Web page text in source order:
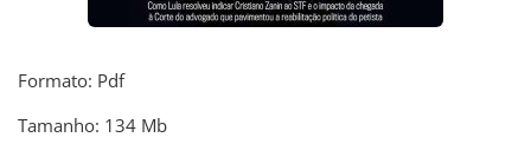
Formato: Pdf
Tamanho: 134 Mb